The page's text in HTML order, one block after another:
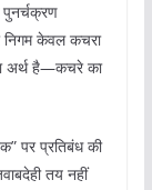
निगम केवल कचरा
अर्थ है—कचरे का
पर प्रतिबंध की
तय नहीं